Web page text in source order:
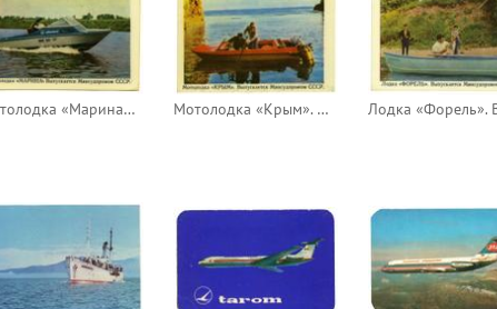
Мотолодка «Марина». Выпускается Минсудпромом СССР Мотолодка «Крым». Выпускается Минсудпромом СССР